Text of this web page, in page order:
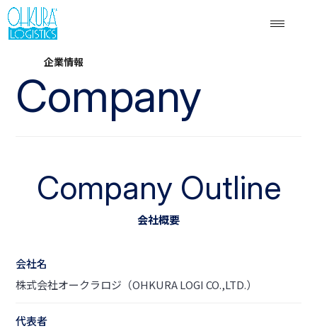
企業情報
Company
Company Outline
会社概要
会社名
株式会社オークラロジ（OHKURA LOGI CO.,LTD.）
代表者